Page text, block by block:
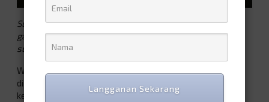
Sumber
gambar:https://backpackerjakarta.com/melihat-adat-
sunda-di-kampung-ciptagelar-sukabumi/
Walau akrab dengan kemajuan teknologi, tapi masyarakat
di Kampung Adat Ciptagelar masih mengedepankan
kebiasaan-kebiasaan adat dalam beraktivitas sehari-hari.
Langganan Sekarang